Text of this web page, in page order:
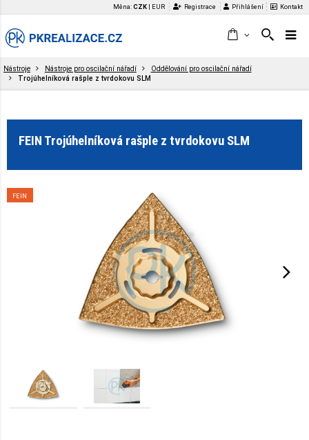
Měna:CZK EUR Registrace Přihlášení Kontakt
Nástroje Nástroje pro oscilační nářadí
Oddělování pro oscilační nářadí
Trojúhelníková rašple z tvrdokovu SLM
FEIN Trojúhelníková rašple z tvrdokovu SLM
FEIN